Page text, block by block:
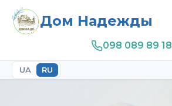
Дом Надежды
098 089 89 18
UA RU